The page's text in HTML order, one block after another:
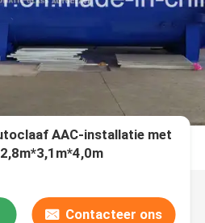
AAC-installatie met
Contacteer ons